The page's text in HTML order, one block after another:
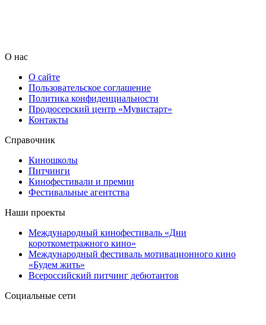
О нас
О сайте
Пользовательское соглашение
Политика конфиденциальности
Продюсерский центр «Мувистарт»
Контакты
Справочник
Киношколы
Питчинги
Кинофестивали и премии
Фестивальные агентства
Наши проекты
Международный кинофестиваль «Дни
короткометражного кино»
Международный фестиваль мотивационного кино
«Будем жить»
Всероссийский питчинг дебютантов
Социальные сети